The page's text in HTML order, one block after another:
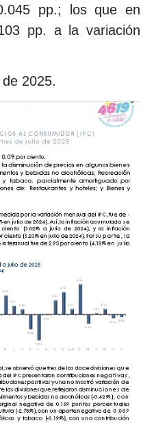
pp.; los que en
pp. a la variación
2025.